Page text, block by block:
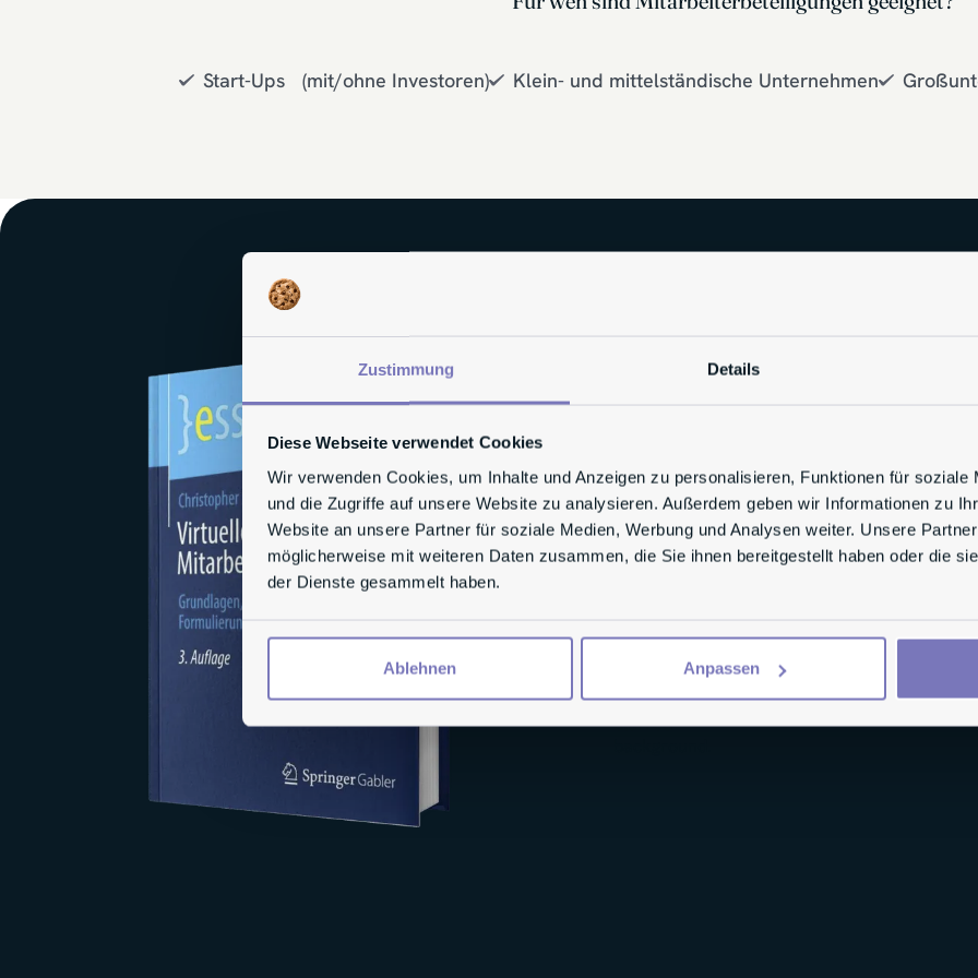
Zustimmung Details
Diese Webseite verwendet Cookies
Wir verwenden Cookies, um Inhalte und Anzeigen zu personalisieren, Funktionen für soziale
und die Zugriffe auf unsere Website zu analysieren. Außerdem geben wir Informationen zu
Website an unsere Partner für soziale Medien, Werbung und Analysen weiter. Unsere
möglicherweise mit weiteren Daten zusammen, die Sie ihnen bereitgestellt haben oder die
der Dienste gesammelt haben.
Ablehnen Anpassen
Start-Ups (mit/ohne Investoren) Klein- und mittelständische Unternehmen
Ihre Experten für
Rechtsanwalt
ESOP-Direkt.de ist ein Angebot der
Kanzlei trustberg. Wir sind selbst
individuellen Anforderungen und Ziele
MEHR ÜBER UNS